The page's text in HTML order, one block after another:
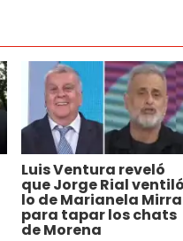
Luis Ventura reveló
que Jorge Rial
lo de Marianela Mirra
para tapar los chats
de Morena